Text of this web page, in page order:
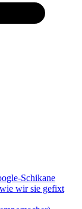
Schikane
wir sie gefixt